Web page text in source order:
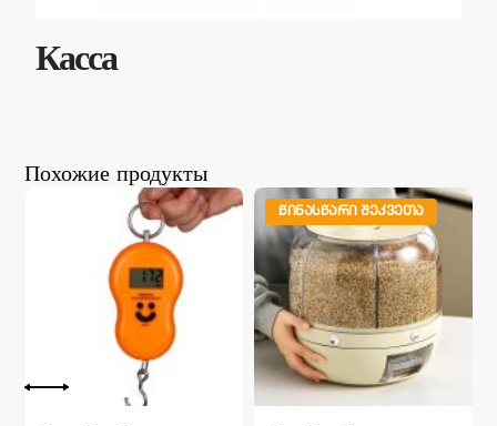
Касса
Похожие продукты
ᲬᲘᲜᲐᲡᲬᲐᲠᲘ ᲨᲔᲙᲕᲔᲗᲐ